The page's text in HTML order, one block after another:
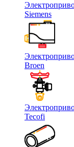
Siemens
Broen
Tecofi